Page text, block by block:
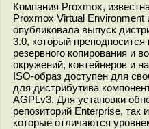
Компания Proxmox,
Proxmox Virtual Environment
опубликовала выпуск
3.0, который преподносится
резервного копирования и
окружений, контейнеров и
ISO-образ доступен для
для дистрибутива
AGPLv3. Для установки
репозиторий Enterprise, так
которые отличаются